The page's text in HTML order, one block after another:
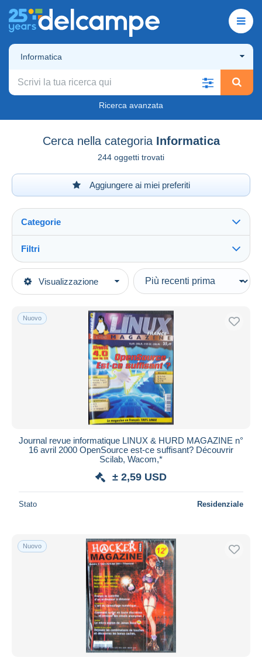
Informatica
Ricerca avanzata
Cerca nella categoria Informatica
244 oggetti trovati
Aggiungere ai miei preferiti
Visualizzazione
Categorie
Categorie principali
Francese
Filtri
Tipo di vendita
In corso
Prezzo fisso
Asta con offerte
Aste senza offerte
Casa d'aste
Tutte le durate
Chiude fra
Dalle USD
Metodi di pagamento
PayPal
Bonifico bancario
Mastercard
Bancontact
Nuovo
Journal revue informatique LINUX & HURD MAGAZINE n°
16 avril 2000 OpenSource est-ce suffisant? Découvrir
Scilab, Wacom,*
± 2,59 USD
Stato Residenziale
Nuovo